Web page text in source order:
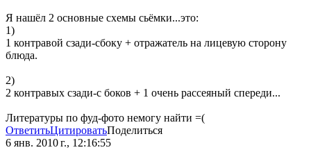
Я нашёл 2 основные схемы сьёмки...это:
1)
1 контравой сзади-сбоку + отражатель на лицевую сторону
блюда.
2)
2 контравых сзади-с боков + 1 очень рассеяный спереди...
Литературы по фуд-фото немогу найти =(
ОтветитьЦитироватьПоделиться
6 янв. 2010 г., 12:16:55